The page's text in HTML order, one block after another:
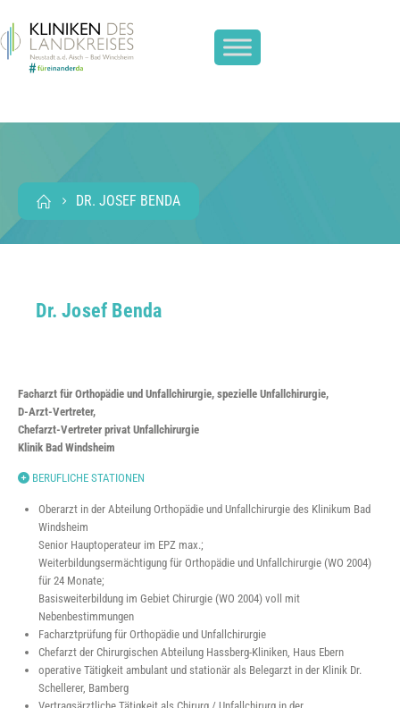
DR. JOSEF BENDA
Dr. Josef Benda
Facharzt für Orthopädie und Unfallchirurgie, spezielle Unfallchirurgie,
D-Arzt-Vertreter,
Chefarzt-Vertreter privat Unfallchirurgie
Klinik Bad Windsheim
BERUFLICHE STATIONEN
Oberarzt in der Abteilung Orthopädie und Unfallchirurgie des Klinikum Bad
Windsheim
Senior Hauptoperateur im EPZ max.;
Weiterbildungsermächtigung für Orthopädie und Unfallchirurgie (WO 2004)
für 24 Monate;
Basisweiterbildung im Gebiet Chirurgie (WO 2004) voll mit
Nebenbestimmungen
Facharztprüfung für Orthopädie und Unfallchirurgie
Chefarzt der Chirurgischen Abteilung Hassberg-Kliniken, Haus Ebern
operative Tätigkeit ambulant und stationär als Belegarzt in der Klinik Dr.
Schellerer, Bamberg